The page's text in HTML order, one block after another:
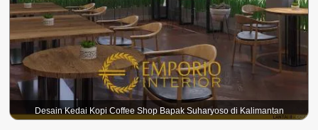
Desain Kedai Kopi Coffee Shop Bapak Suharyoso di Kalimantan